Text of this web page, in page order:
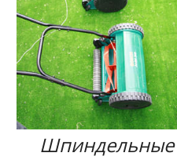
Шпиндельные